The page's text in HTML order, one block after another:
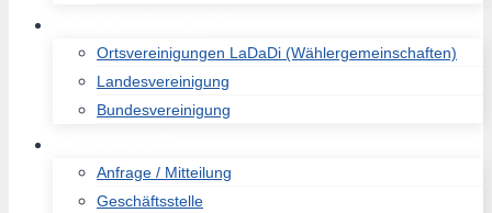
Ortsvereinigungen LaDaDi (Wählergemeinschaften)
Landesvereinigung
Bundesvereinigung
Anfrage / Mitteilung
Geschäftsstelle